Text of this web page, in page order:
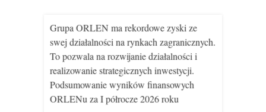
Grupa ORLEN ma rekordowe zyski ze
swej działalności na rynkach zagranicznych.
To pozwala na rozwijanie działalności i
realizowanie strategicznych inwestycji.
Podsumowanie wyników finansowych
ORLENu za I półrocze 2026 roku